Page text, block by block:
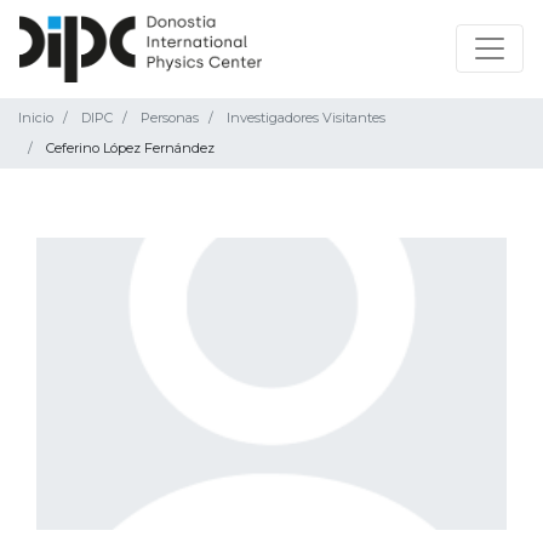
Inicio DIPC Personas
Investigadores Visitantes
Ceferino López Fernández